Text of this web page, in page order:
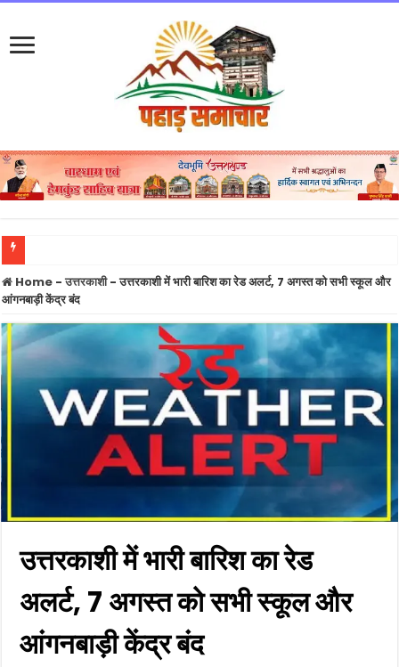
नंदा की चौकी पुल मामला: PWD के तीन इंजीनियर सस्पेंड, बड़ा सवाल निर्माण एजेंसी पर कार्रवाई
Home - उत्तरकाशी- उत्तरकाशी में भारी बारिश का रेड अलर्ट, 7 अगस्त को सभी स्कूल और
आंगनबाड़ी केंद्र बंद
उत्तरकाशी में भारी बारिश का रेड
अलर्ट, 7 अगस्त को सभी स्कूल और
आंगनबाड़ी केंद्र बंद